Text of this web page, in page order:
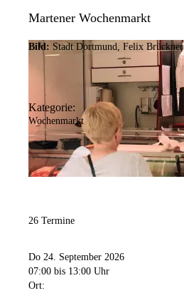
Martener Wochenmarkt
Bild: Stadt Dortmund, Felix Brückner
Kategorie:
Wochenmarkt
26 Termine
Do 24. September 2026
07:00 bis 13:00 Uhr
Ort: